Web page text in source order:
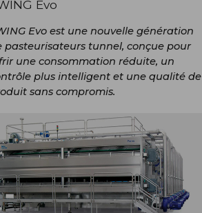
Evo
Evo est une nouvelle génération
pasteurisateurs tunnel, conçue pour
une consommation réduite, un
plus intelligent et une qualité de
sans compromis.